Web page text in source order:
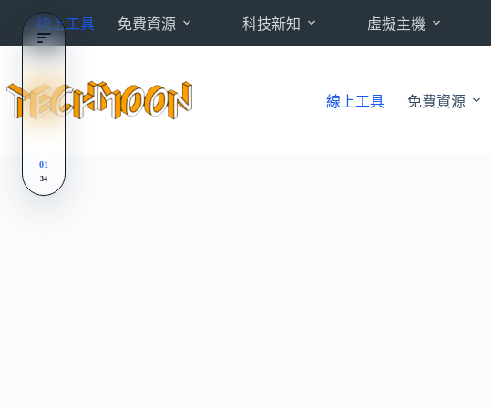
內
線上工具 免費資源 科技新知 虛擬主機
線上工具 免費資源
01
34